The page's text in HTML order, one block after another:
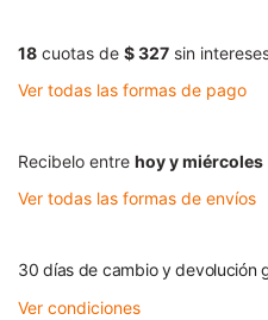
18 cuotas de $ 327 sin
Ver todas las formas de pago
Recibelo entre hoy y miércoles
Ver todas las formas de envíos
30 días de cambio y devolución
Ver condiciones